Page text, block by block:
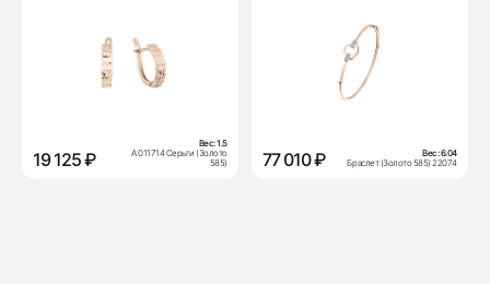
19 125 ₽
Вес:1.5
А 011714 Серьги (Золото
585)
77 010 ₽ Вес:6.04
Браслет (Золото 585) 22074